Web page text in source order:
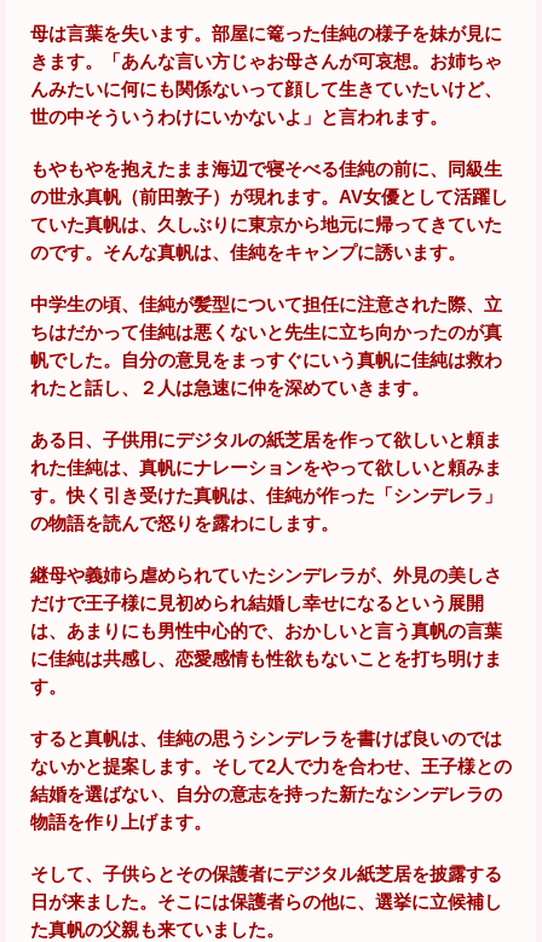
母は言葉を失います。部屋に篭った佳純の様子を妹が見に
きます。「あんな言い方じゃお母さんが可哀想。お姉ちゃ
んみたいに何にも関係ないって顔して生きていたいけど、
世の中そういうわけにいかないよ」と言われます。
もやもやを抱えたまま海辺で寝そべる佳純の前に、同級生
の世永真帆（前田敦子）が現れます。AV女優として活躍し
ていた真帆は、久しぶりに東京から地元に帰ってきていた
のです。そんな真帆は、佳純をキャンプに誘います。
中学生の頃、佳純が髪型について担任に注意された際、立
ちはだかって佳純は悪くないと先生に立ち向かったのが真
帆でした。自分の意見をまっすぐにいう真帆に佳純は救わ
れたと話し、２人は急速に仲を深めていきます。
ある日、子供用にデジタルの紙芝居を作って欲しいと頼ま
れた佳純は、真帆にナレーションをやって欲しいと頼みま
す。快く引き受けた真帆は、佳純が作った「シンデレラ」
の物語を読んで怒りを露わにします。
継母や義姉ら虐められていたシンデレラが、外見の美しさ
だけで王子様に見初められ結婚し幸せになるという展開
は、あまりにも男性中心的で、おかしいと言う真帆の言葉
に佳純は共感し、恋愛感情も性欲もないことを打ち明けま
す。
すると真帆は、佳純の思うシンデレラを書けば良いのでは
ないかと提案します。そして2人で力を合わせ、王子様との
結婚を選ばない、自分の意志を持った新たなシンデレラの
物語を作り上げます。
そして、子供らとその保護者にデジタル紙芝居を披露する
日が来ました。そこには保護者らの他に、選挙に立候補し
た真帆の父親も来ていました。